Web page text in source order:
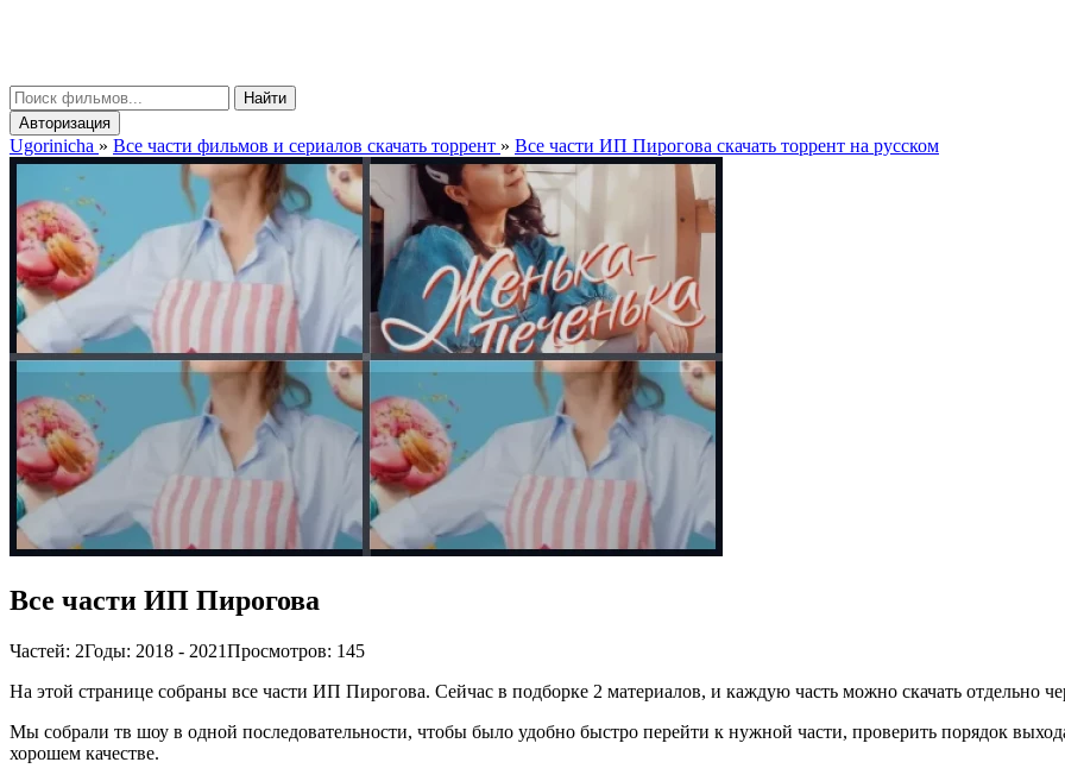
Найти
Авторизация
Ugorinicha » Все части фильмов и сериалов скачать торрент » Все части ИП Пирогова скачать торрент на русском
Все части ИП Пирогова
Частей: 2Годы: 2018 - 2021Просмотров: 145
На этой странице собраны все части ИП Пирогова. Сейчас в подборке 2 материалов, и каждую часть можно скачать отдельно
Мы собрали тв шоу в одной последовательности, чтобы было удобно быстро перейти к нужной части, проверить порядок
хорошем качестве.